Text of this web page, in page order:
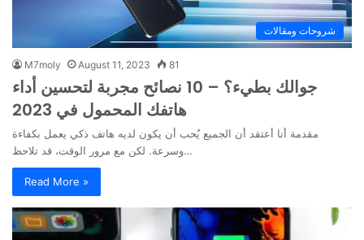
شروحات ومقالات
M7moly August 11, 2023 81
جوالك بطيء؟ – 10 نصائح مجربة لتحسين أداء
هاتفك المحمول في 2023
مقدمة أنا أعتقد أن الجميع يُحب أن يكون لديه هاتف ذكي يعمل بكفاءة
وسرعة. لكن مع مرور الوقت، قد تلاحظ…
Read More »